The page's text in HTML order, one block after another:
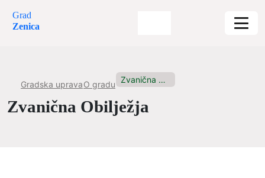
Grad
Zenica
Gradska upravaO gradu Zvanična Obilježja
Zvanična Obilježja